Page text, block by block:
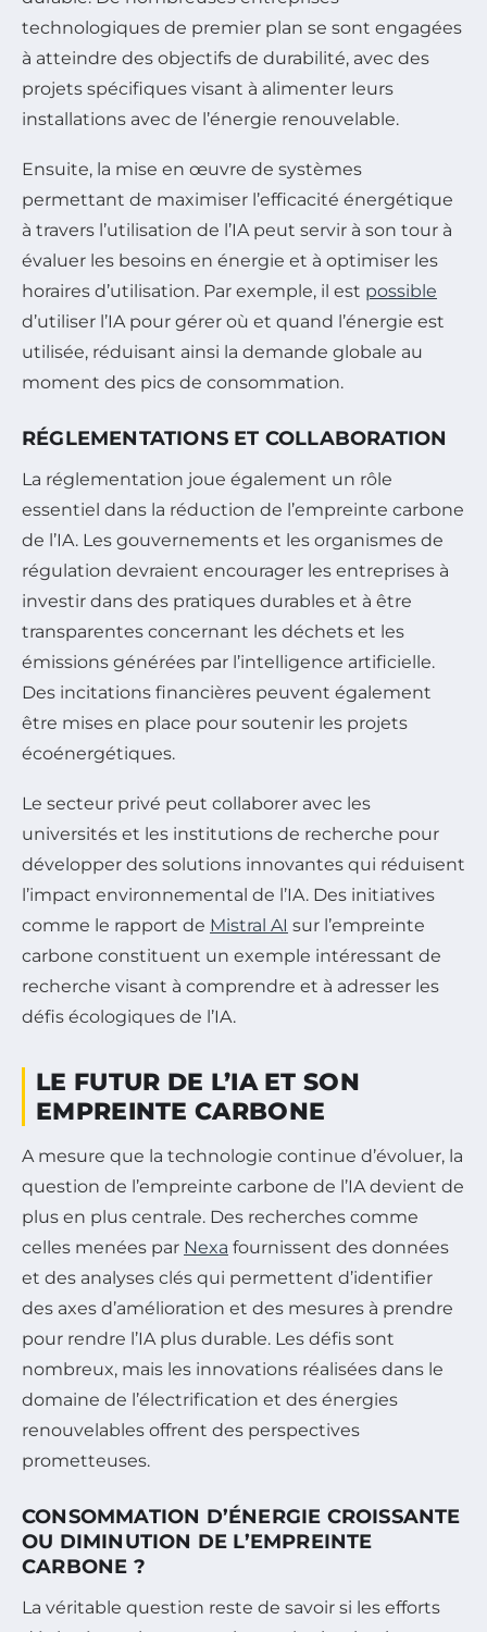
technologiques de premier plan se sont engagées
à atteindre des objectifs de durabilité, avec des
projets spécifiques visant à alimenter leurs
installations avec de l’énergie renouvelable.
Ensuite, la mise en œuvre de systèmes
permettant de maximiser l’efficacité énergétique
à travers l’utilisation de l’IA peut servir à son tour à
évaluer les besoins en énergie et à optimiser les
horaires d’utilisation. Par exemple, il est possible
d’utiliser l’IA pour gérer où et quand l’énergie est
utilisée, réduisant ainsi la demande globale au
moment des pics de consommation.
RÉGLEMENTATIONS ET COLLABORATION
La réglementation joue également un rôle
essentiel dans la réduction de l’empreinte carbone
de l’IA. Les gouvernements et les organismes de
régulation devraient encourager les entreprises à
investir dans des pratiques durables et à être
transparentes concernant les déchets et les
émissions générées par l’intelligence artificielle.
Des incitations financières peuvent également
être mises en place pour soutenir les projets
écoénergétiques.
Le secteur privé peut collaborer avec les
universités et les institutions de recherche pour
développer des solutions innovantes qui réduisent
l’impact environnemental de l’IA. Des initiatives
comme le rapport de Mistral AI sur l’empreinte
carbone constituent un exemple intéressant de
recherche visant à comprendre et à adresser les
défis écologiques de l’IA.
LE FUTUR DE L’IA ET SON
EMPREINTE CARBONE
A mesure que la technologie continue d’évoluer, la
question de l’empreinte carbone de l’IA devient de
plus en plus centrale. Des recherches comme
celles menées par Nexa fournissent des données
et des analyses clés qui permettent d’identifier
des axes d’amélioration et des mesures à prendre
pour rendre l’IA plus durable. Les défis sont
nombreux, mais les innovations réalisées dans le
domaine de l’électrification et des énergies
renouvelables offrent des perspectives
prometteuses.
CONSOMMATION D’ÉNERGIE CROISSANTE
OU DIMINUTION DE L’EMPREINTE
CARBONE ?
La véritable question reste de savoir si les efforts